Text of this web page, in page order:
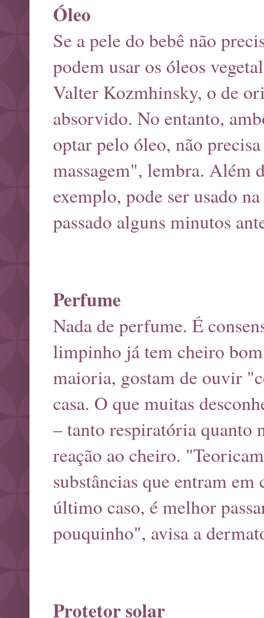
Óleo
Se a pele do bebê não
podem usar os óleos
Valter Kozmhinsky, o de
absorvido. No entanto,
optar pelo óleo, não
massagem", lembra. Além
exemplo, pode ser usado
passado alguns minutos
Perfume
Nada de perfume. É
limpinho já tem cheiro
maioria, gostam de ouvir
casa. O que muitas
– tanto respiratória quanto
reação ao cheiro.
substâncias que entram
último caso, é melhor
pouquinho", avisa a
Protetor solar